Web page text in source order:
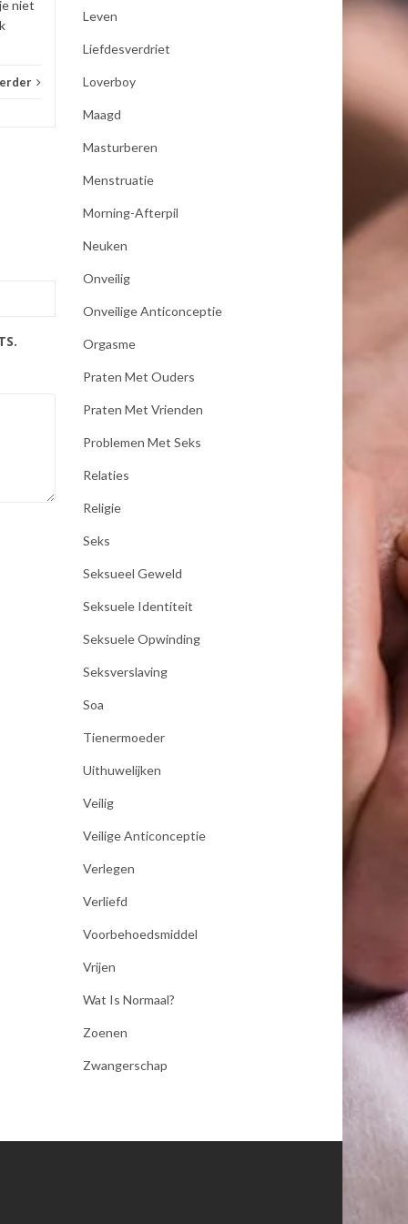
niet
Leven
Liefdesverdriet
Loverboy
Maagd
Masturberen
Menstruatie
Morning-Afterpil
Neuken
Onveilig
Onveilige Anticonceptie
Orgasme
Praten Met Ouders
Praten Met Vrienden
Problemen Met Seks
Relaties
Religie
Seks
Seksueel Geweld
Seksuele Identiteit
Seksuele Opwinding
Seksverslaving
Soa
Tienermoeder
Uithuwelijken
Veilig
Veilige Anticonceptie
Verlegen
Verliefd
Voorbehoedsmiddel
Vrijen
Wat Is Normaal?
Zoenen
Zwangerschap